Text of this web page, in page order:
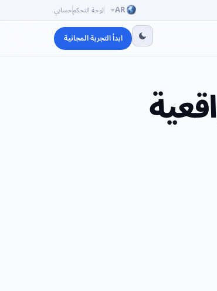
AR لوحة التحكمحسابي
ابدأ التجربة المجانية